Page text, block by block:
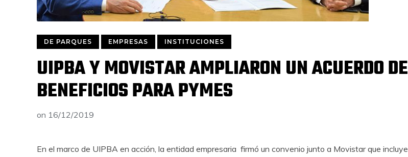
DE PARQUES EMPRESAS INSTITUCIONES
UIPBA Y MOVISTAR AMPLIARON UN ACUERDO DE
BENEFICIOS PARA PYMES
on 16/12/2019
En el marco de UIPBA en acción, la entidad empresaria firmó un convenio junto a Movistar que incluye